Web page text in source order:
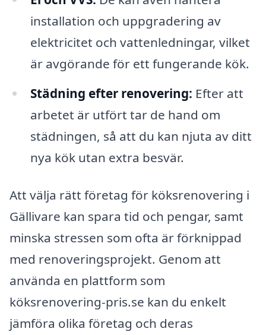
installation och uppgradering av
elektricitet och vattenledningar, vilket
är avgörande för ett fungerande kök.
Städning efter renovering: Efter att
arbetet är utfört tar de hand om
städningen, så att du kan njuta av ditt
nya kök utan extra besvär.
Att välja rätt företag för köksrenovering i
Gällivare kan spara tid och pengar, samt
minska stressen som ofta är förknippad
med renoveringsprojekt. Genom att
använda en plattform som
köksrenovering-pris.se kan du enkelt
jämföra olika företag och deras